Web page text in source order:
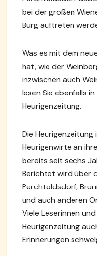
bei der großen
Burg auftreten
Was es mit dem
hat, wie der
inzwischen auch
lesen Sie ebenfalls
Heurigenzeitung.
Die
Heurigenwirte an
bereits seit sechs
Berichtet wird über
Perchtoldsdorf,
und auch anderen
Viele Leserinnen
Heurigenzeitung
Erinnerungen